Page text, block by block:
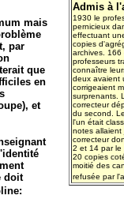
mais
par
que
en
et
doit
Admis à
1930 le
pernicieux
effectuant
copies
archives. 166
professeurs
connaître
deux avaient
corrigeaient
surprenants.
correcteur
du second.
l'un était
notes allaient
correcteur
2 et 14 par le
20 copies
moitié des
refusée par